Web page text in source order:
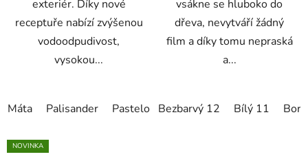
exteriér. Díky nové
receptuře nabízí zvýšenou
vodoodpudivost,
vysokou...
Máta Palisander Pastelově modrá Pinie Rustikální
vsákne se hluboko do
dřeva, nevytváří žádný
film a díky tomu nepraská
a...
Bezbarvý 12 Bílý 11
NOVINKA